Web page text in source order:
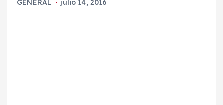
GENERAL julio 14, 2016